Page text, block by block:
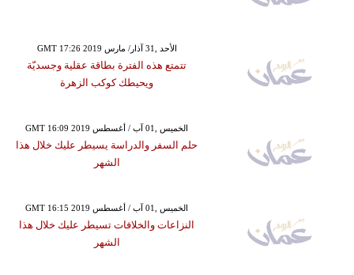
GMT 17:26 2019 الأحد ,31 آذار/ مارس
تتمتع هذه الفترة بطاقة عقلية وجسديّة
ويحيطك كوكب الزهرة
GMT 16:09 2019 الخميس ,01 آب / أغسطس
حلم السفر والدراسة يسيطر عليك خلال هذا
الشهر
GMT 16:15 2019 الخميس ,01 آب / أغسطس
النزاعات والخلافات تسيطر عليك خلال هذا
الشهر